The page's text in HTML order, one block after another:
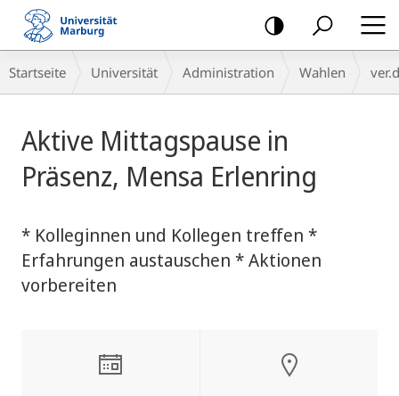
Mobile-
Navigation
Breadcrumb-
Navigation
Startseite Universität Administration Wahlen
Aktive Mittagspause in
Präsenz, Mensa Erlenring
* Kolleginnen und Kollegen treffen *
Erfahrungen austauschen * Aktionen
vorbereiten